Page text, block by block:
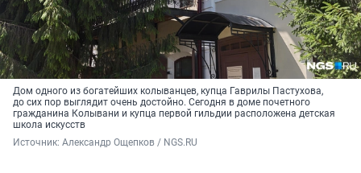
Дом одного из богатейших колыванцев, купца Гаврилы Пастухова,
до сих пор выглядит очень достойно. Сегодня в доме почетного
гражданина Колывани и купца первой гильдии расположена детская
школа искусств
Источник: Александр Ощепков / NGS.RU